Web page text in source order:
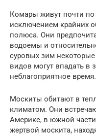
Комары живут почти по
исключением крайних
полюса. Они
водоемы и
суровых зим
видов могут впадать в
неблагоприятное время.
Москиты обитают в
климатом. Они
Америке, в южной
жертвой москита,